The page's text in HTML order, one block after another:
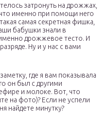
затронуть на дрожжах,
именно при помощи него
самая секретная фишка,
бабушки знали в
дрожжевое тесто. И
Ну и у нас с вами
где я вам показывала
он был с другими
и молоке. Вот, что
на фото)? Если не успели
найдете минутку?